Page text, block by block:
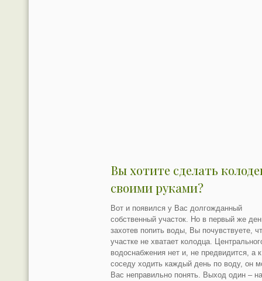
Вы хотите сделать
своими руками?
Вот и появился у Вас долгожданный
собственный участок. Но в первый же
захотев попить воды, Вы почувствуете,
участке не хватает колодца.
водоснабжения нет и, не предвидится, а к
соседу ходить каждый день по воду, он
Вас неправильно понять. Выход один –